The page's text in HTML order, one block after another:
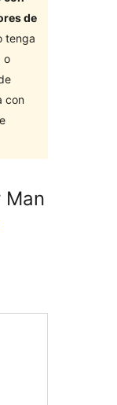
de
tenga
o
con
Man